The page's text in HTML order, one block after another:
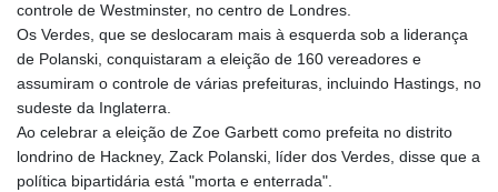
controle de Westminster, no centro de Londres.
Os Verdes, que se deslocaram mais à esquerda sob a liderança
de Polanski, conquistaram a eleição de 160 vereadores e
assumiram o controle de várias prefeituras, incluindo Hastings, no
sudeste da Inglaterra.
Ao celebrar a eleição de Zoe Garbett como prefeita no distrito
londrino de Hackney, Zack Polanski, líder dos Verdes, disse que a
política bipartidária está "morta e enterrada".